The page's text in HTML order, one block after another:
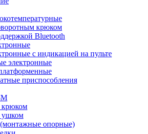
крюком
Bluetooth
с индикацией на пульте
электронные
приспособления
крюком
ушком
опорные)